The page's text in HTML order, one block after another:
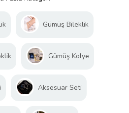
Gümüş Bileklik
Gümüş Kolye
Aksesuar Seti